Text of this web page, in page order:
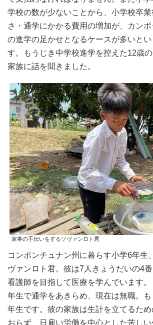
学校の数が少ないことから、小学校卒
さ・通学にかかる費用の増加が、カン
の進学の足かせとなるケースが多いとい
す。もうじき中学校進学を控えた12歳
家族に話を聞きました。
家事の手伝いをするソヴァンロト君
コンポンチュナン州に暮らす小学6年生
ヴァンロト君。彼は7人きょうだいの4
看護師を目指して医療を学んでいます
年生で通学をあきらめ、現在は無職。
年生です。彼の家族は生計を立てるた
おらず、日雇い労働を中心とした苦し